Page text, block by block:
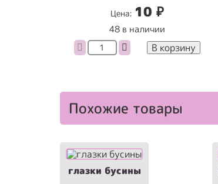
Цена: 10 ₽
48 в наличии
Количество
товара
см
В корзину
Похожие товары
глазки бусины